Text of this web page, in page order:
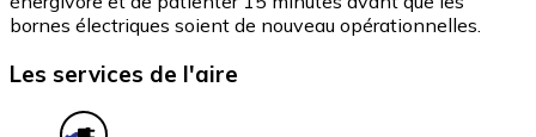
bornes électriques soient de nouveau opérationnelles.
Les services de l'aire